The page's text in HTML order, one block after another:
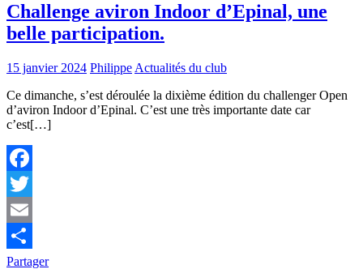
Challenge aviron Indoor d’Epinal, une
belle participation.
15 janvier 2024 Philippe Actualités du club
Ce dimanche, s’est déroulée la dixième édition du challenger Open
d’aviron Indoor d’Epinal. C’est une très importante date car
c’est[…]
Facebook
Twitter
Email
Partager